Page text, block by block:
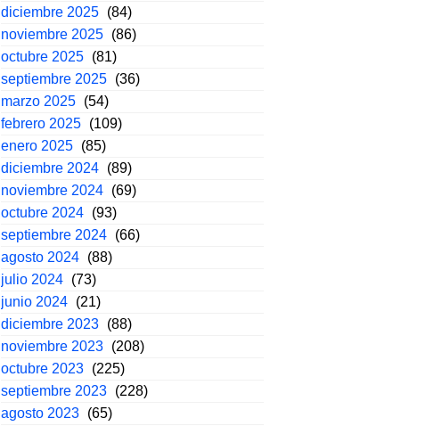
diciembre 2025 (84)
noviembre 2025 (86)
octubre 2025 (81)
septiembre 2025 (36)
marzo 2025 (54)
febrero 2025 (109)
enero 2025 (85)
diciembre 2024 (89)
noviembre 2024 (69)
octubre 2024 (93)
septiembre 2024 (66)
agosto 2024 (88)
julio 2024 (73)
junio 2024 (21)
diciembre 2023 (88)
noviembre 2023 (208)
octubre 2023 (225)
septiembre 2023 (228)
agosto 2023 (65)